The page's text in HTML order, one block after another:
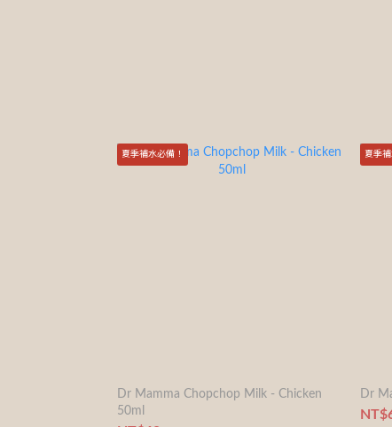
夏季補水必備！
Dr Mamma Chopchop Milk - Chicken
50ml
夏季補
Dr